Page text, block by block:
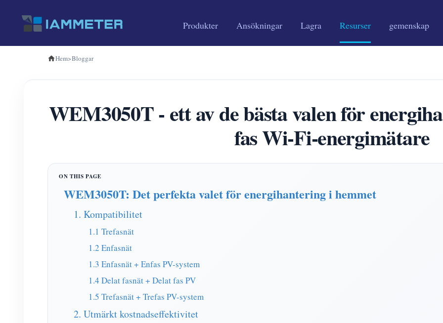
Produkter Ansökningar Lagra Resurser gemenskap
Hem>Bloggar
WEM3050T - ett av de bästa valen för
fas Wi-Fi-energimätare
WEM3050T: Det perfekta valet för energihantering i hemmet
1. Kompatibilitet
1.1 Trefasnät
1.2 Enfasnät
1.3 Enfasnät + Enfas PV-system
1.4 Delat fasnät + Delat fas PV
1.5 Trefasnät + Trefas PV-system
2. Utmärkt kostnadseffektivitet